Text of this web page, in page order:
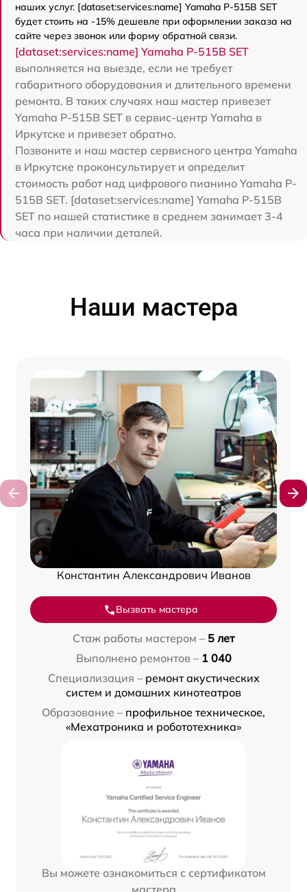
наших услуг. [dataset:services:name] Yamaha P-515B SET
будет стоить на -15% дешевле при оформлении заказа на
сайте через звонок или форму обратной связи.
[dataset:services:name] Yamaha P-515B SET
выполняется на выезде, если не требует
габаритного оборудования и длительного времени
ремонта. В таких случаях наш мастер привезет
Yamaha P-515B SET в сервис-центр Yamaha в
Иркутске и привезет обратно.
Позвоните и наш мастер сервисного центра Yamaha
в Иркутске проконсультирует и определит
стоимость работ над цифрового пианино Yamaha P-
515B SET. [dataset:services:name] Yamaha P-515B
SET по нашей статистике в среднем занимает 3-4
часа при наличии деталей.
Наши мастера
Константин Александрович Иванов
Вызвать мастера
Стаж работы мастером – 5 лет
Выполнено ремонтов – 1 040
Специализация – ремонт акустических
систем и домашних кинотеатров
Образование – профильное техническое,
«Мехатроника и робототехника»
Вы можете ознакомиться с сертификатом